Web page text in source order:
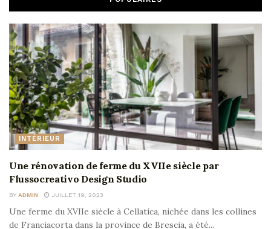
INTÉRIEUR
Une rénovation de ferme du XVIIe siècle par
Flussocreativo Design Studio
BY ADMIN JUILLET 19, 2023
Une ferme du XVIIe siècle à Cellatica, nichée dans les collines
de Franciacorta dans la province de Brescia, a été...